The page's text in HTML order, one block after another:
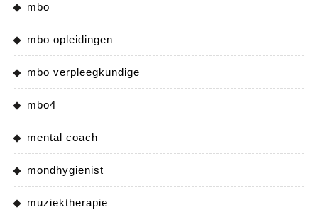
mbo
mbo opleidingen
mbo verpleegkundige
mbo4
mental coach
mondhygienist
muziektherapie